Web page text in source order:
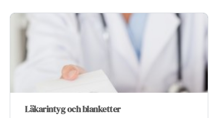
Läkarintyg och blanketter